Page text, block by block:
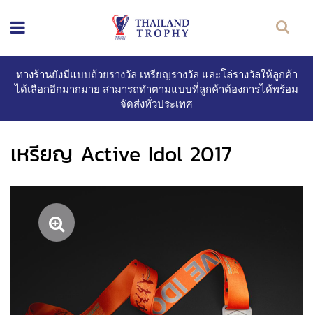
ทางร้านยังมีแบบถ้วยรางวัล เหรียญรางวัล และโล่รางวัลให้ลูกค้า
ได้เลือกอีกมากมาย สามารถทำตามแบบที่ลูกค้าต้องการได้พร้อม
จัดส่งทั่วประเทศ
เหรียญ Active Idol 2017